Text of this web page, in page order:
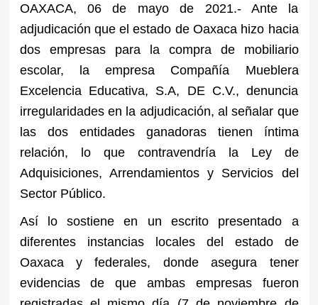
OAXACA, 06 de mayo de 2021.- Ante la
adjudicación que el estado de Oaxaca hizo hacia
dos empresas para la compra de mobiliario
escolar, la empresa Compañía Mueblera
Excelencia Educativa, S.A, DE C.V., denuncia
irregularidades en la adjudicación, al señalar que
las dos entidades ganadoras tienen íntima
relación, lo que contravendría la Ley de
Adquisiciones, Arrendamientos y Servicios del
Sector Público.
Así lo sostiene en un escrito presentado a
diferentes instancias locales del estado de
Oaxaca y federales, donde asegura tener
evidencias de que ambas empresas fueron